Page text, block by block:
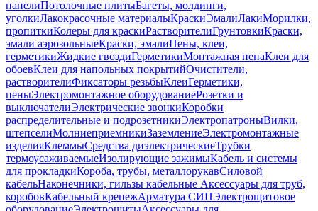
панелиПотолочные плитыБагеты, молдинги,
уголкиЛакокрасочные материалыКраскиЭмалиЛакиМорилки,
пропиткиКолеры для краскиРастворителиГрунтовкиКраски,
эмали аэрозольныеКраски, эмалиПены, клеи,
герметикиЖидкие гвоздиГерметикиМонтажная пенаКлеи для
обоевКлеи для напольных покрытийОчистители,
растворителиФиксаторы резьбыКлеиГерметики,
пеныЭлектромонтажное оборудованиеРозетки и
выключателиЭлектрические звонкиКоробки
распределительные и подрозетникиЭлектропатроныВилки,
штепселиМолниеприемникиЗаземлениеЭлектромонтажные
изделияКлеммыСредства диэлектрическиеТрубки
термоусаживаемыеИзолирующие зажимыКабель и системы
для прокладкиКороба, трубы, металлорукавСиловой
кабельНаконечники, гильзы кабельные Аксессуары для труб,
коробовКабельный крепежАрматура СИПЭлектрощитовое